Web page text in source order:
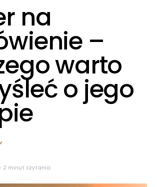
na
–
warto
o jego
2 minut czytania